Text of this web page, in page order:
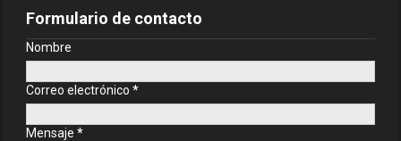
Formulario de contacto
Nombre
Correo electrónico *
Mensaje *